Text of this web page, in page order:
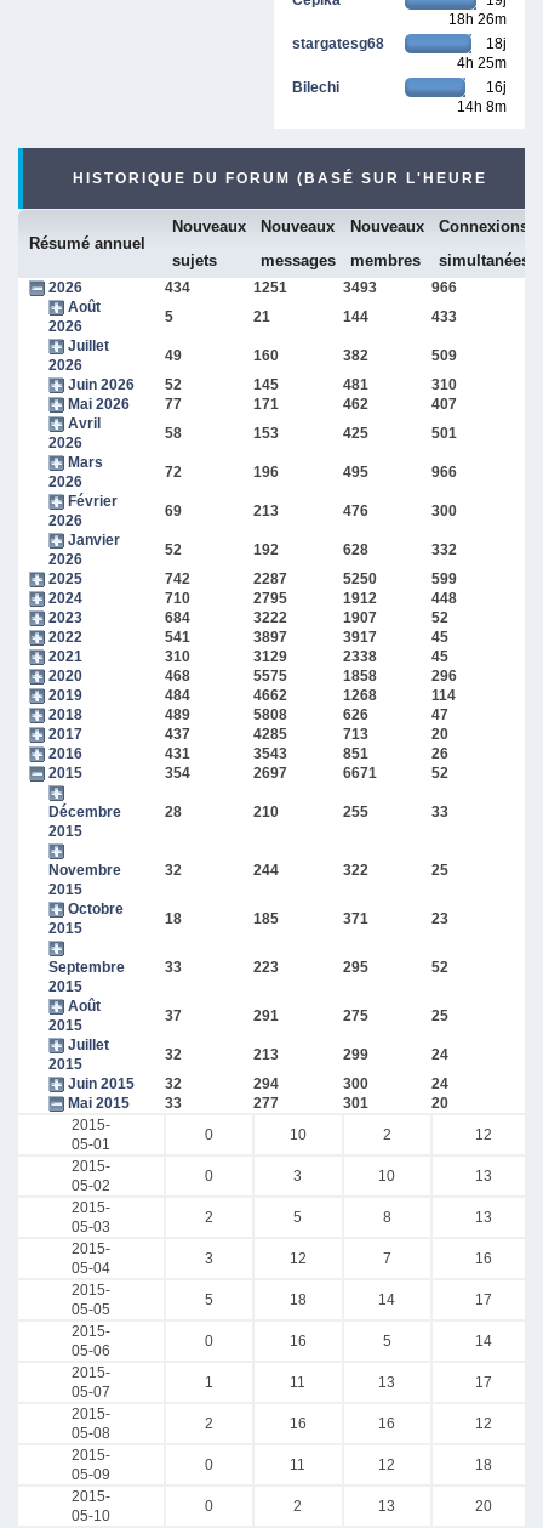
18h 26m
stargatesg68
18j
4h 25m
Bilechi
16j
14h 8m
HISTORIQUE DU FORUM (BASÉ SUR L'HEURE
Résumé annuel
Nouveaux
sujets
Nouveaux
messages
Nouveaux
membres
Connexions
simultanées
2026 434 1251 3493 966
Août
2026
5 21 144 433
Juillet
2026
49 160 382 509
Juin 2026
52 145 481 310
Mai 2026
77 171 462 407
Avril
2026
58 153 425 501
Mars
2026
72 196 495 966
Février
2026
69 213 476 300
Janvier
2026
52 192 628 332
2025
742 2287 5250 599
2024
710 2795 1912 448
2023
684 3222 1907 52
2022
541 3897 3917 45
2021
310 3129 2338 45
2020
468 5575 1858 296
2019
484 4662 1268 114
2018
489 5808 626 47
2017
437 4285 713 20
2016
431 3543 851 26
2015
354 2697 6671 52
Décembre
2015
28 210 255 33
Novembre
2015
32 244 322 25
Octobre
2015
18 185 371 23
Septembre
2015
33 223 295 52
Août
2015
37 291 275 25
Juillet
2015
32 213 299 24
Juin 2015
32 294 300 24
Mai 2015
33 277 301 20
2015-
05-01
0 10 2
12
2015-
05-02
0 3 10
13
2015-
05-03
2 5 8
13
2015-
05-04
3 12 7
16
2015-
05-05
5 18 14
17
2015-
05-06
0 16 5
14
2015-
05-07
1 11 13
17
2015-
05-08
2 16 16
12
2015-
05-09
0 11 12
18
2015-
05-10
0 2 13
20